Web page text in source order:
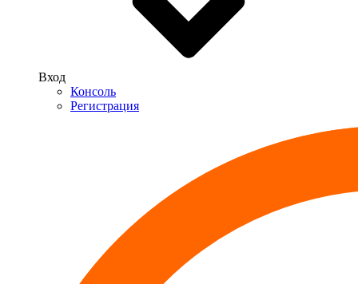
Вход
Консоль
Регистрация